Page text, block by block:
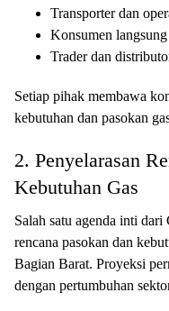
Transporter dan
Konsumen
Trader dan
Setiap pihak membawa
kebutuhan dan pasokan
2. Penyelarasan
Kebutuhan Gas
Salah satu agenda inti
rencana pasokan dan
Bagian Barat. Proyeksi
dengan pertumbuhan